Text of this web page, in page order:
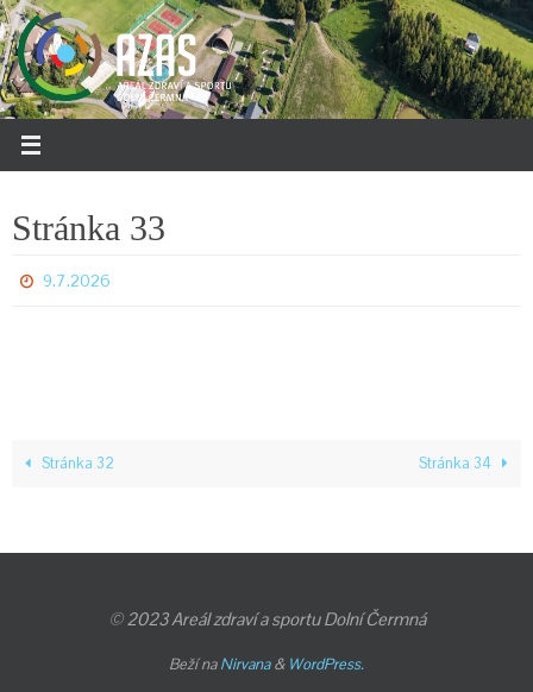
Přeskočit
na
obsah
Stránka 33
9.7.2026
Stránka 32 Stránka 34
© 2023 Areál zdraví a sportu Dolní Čermná
Beží naNirvana& WordPress.